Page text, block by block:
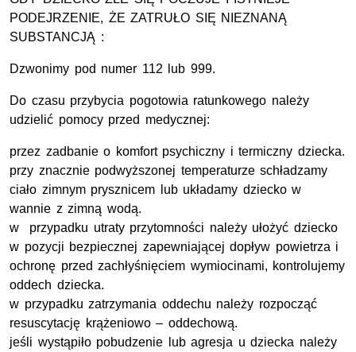
PODEJRZENIE, ŻE ZATRUŁO SIĘ NIEZNANĄ
SUBSTANCJĄ :
Dzwonimy pod numer 112 lub 999.
Do czasu przybycia pogotowia ratunkowego należy
udzielić pomocy przed medycznej:
przez zadbanie o komfort psychiczny i termiczny dziecka.
przy znacznie podwyższonej temperaturze schładzamy
ciało zimnym prysznicem lub układamy dziecko w
wannie z zimną wodą.
w przypadku utraty przytomności należy ułożyć dziecko
w pozycji bezpiecznej zapewniającej dopływ powietrza i
ochronę przed zachłyśnięciem wymiocinami, kontrolujemy
oddech dziecka.
w przypadku zatrzymania oddechu należy rozpocząć
resuscytację krążeniowo – oddechową.
jeśli wystąpiło pobudzenie lub agresja u dziecka należy